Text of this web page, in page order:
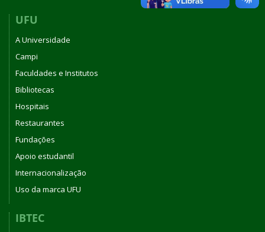
UFU
A Universidade
Campi
Faculdades e Institutos
Bibliotecas
Hospitais
Restaurantes
Fundações
Apoio estudantil
Internacionalização
Uso da marca UFU
IBTEC